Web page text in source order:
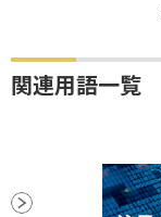
関連用語一覧